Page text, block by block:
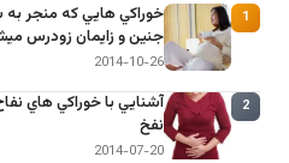
1
خوراكي هايي كه منجر
جنين و زايمان زودرس
2014-10-26
2
آشنايي با خوراكي هاي
نفخ
2014-07-20